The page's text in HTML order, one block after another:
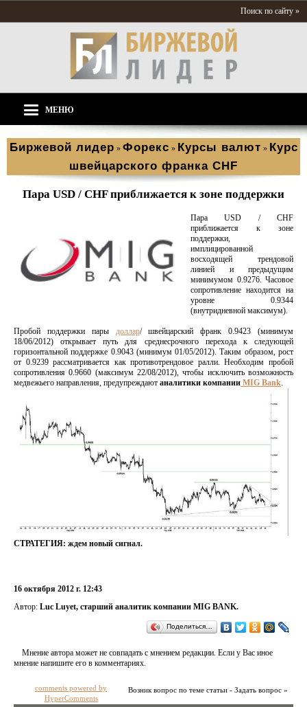
Поиск по сайту »
МЕНЮ
Биржевой лидер » Форекс » Курсы валют » Курс
швейцарского франка CHF
Пара USD / CHF приближается к зоне поддержки
Пара USD / CHF
приближается к зоне
поддержки,
имплицированной
восходящей трендовой
линией и предыдущим
минимумом 0.9276. Часовое
сопротивление находится на
уровне 0.9344
(внутридневной максимум).
Пробой поддержки пары доллар/ швейцарский франк 0.9423 (минимум
18/06/2012) открывает путь для среднесрочного перехода к следующей
горизонтальной поддержке 0.9043 (минимум 01/05/2012). Таким образом, рост
от 0.9239 рассматривается как противотрендовое ралли. Необходим пробой
сопротивления 0.9660 (максимум 22/08/2012), чтобы исключить возможность
медвежьего направления, предупреждают аналитики компании MIG Bank.
СТРАТЕГИЯ: ждем новый сигнал.
16 октября 2012 г. 12:43
Автор: Luc Luyet, старший аналитик компании MIG BANK.
Поделиться…
Мнение автора может не совпадать с мнением редакции. Если у Вас иное
мнение напишите его в комментариях.
Возник вопрос по теме статьи - Задать вопрос »
comments powered by
HyperComments